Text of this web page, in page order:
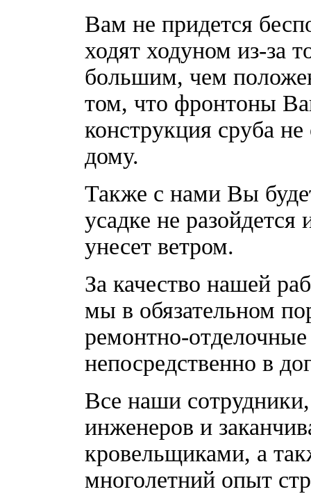
Вам не придется
ходят ходуном из-за
большим, чем
том, что фронтоны
конструкция сруба
дому.
Также с нами Вы
усадке не
унесет ветром.
За качество нашей
мы в обязательном
ремонтно-
непосредственно в
Все наши
инженеров и
кровельщиками, а
многолетний опыт